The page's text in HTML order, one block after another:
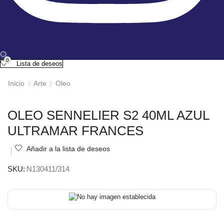
0 Lista de deseos
Inicio Arte Oleo
OLEO SENNELIER S2 40ML AZUL
ULTRAMAR FRANCES
Añadir a la lista de deseos
SKU: N130411/314